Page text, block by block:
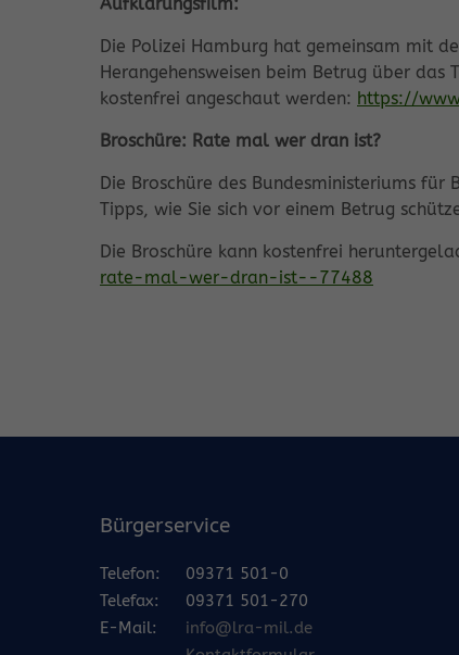
Die Polizei Hamburg hat gemeinsam mit
Herangehensweisen beim Betrug über
kostenfrei angeschaut werden: https://
Broschüre: Rate mal wer dran ist?
Die Broschüre des Bundesministeriums
Tipps, wie Sie sich vor einem Betrug
Die Broschüre kann kostenfrei
rate-mal-wer-dran-ist--77488
Bürgerservice
Telefon:
09371 501-0
Telefax:
09371 501-270
E-Mail:
info@lra-mil.de